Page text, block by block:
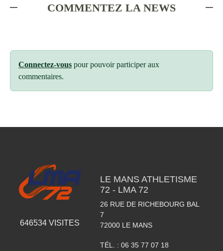
COMMENTEZ LA NEWS
Connectez-vous pour pouvoir participer aux
commentaires.
646534 VISITES
LE MANS ATHLETISME
72 - LMA 72
26 RUE DE RICHEBOURG BAL
7
72000 LE MANS
TÉL. : 06 35 77 07 18